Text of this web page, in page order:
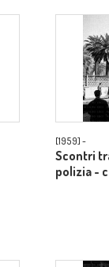
[1959] -
Scontri
polizia -